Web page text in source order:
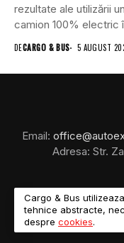
rezultate ale utilizării
camion 100% electric
DECARGO & BUS 5 AUGUST
Email:
Adresa: Str.
Cargo & Bus
tehnice abstracte,
despre cookies.